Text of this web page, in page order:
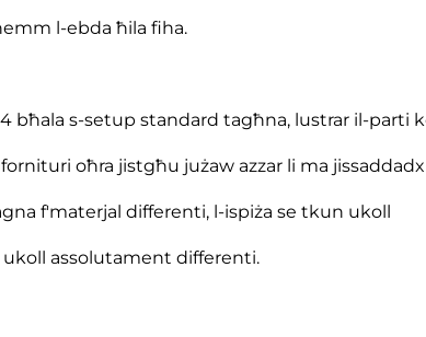
l-ebda ħila fiha.
bħala s-setup standard tagħna, lustrar il-parti
oħra jistgħu jużaw azzar li ma jissaddadx
f'materjal differenti, l-ispiża se tkun ukoll
assolutament differenti.